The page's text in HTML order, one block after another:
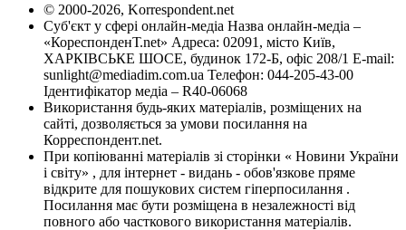
© 2000-2026, Korrespondent.net
Суб'єкт у сфері онлайн-медіа Назва онлайн-медіа –
«КореспонденТ.net» Адреса: 02091, місто Київ,
ХАРКІВСЬКЕ ШОСЕ, будинок 172-Б, офіс 208/1 E-mail:
sunlight@mediadim.com.ua Телефон: 044-205-43-00
Ідентифікатор медіа – R40-06068
Використання будь-яких матеріалів, розміщених на
сайті, дозволяється за умови посилання на
Корреспондент.net.
При копіюванні матеріалів зі сторінки « Новини України
і світу» , для інтернет - видань - обов'язкове пряме
відкрите для пошукових систем гіперпосилання .
Посилання має бути розміщена в незалежності від
повного або часткового використання матеріалів.